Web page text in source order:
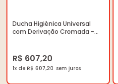
Ducha Higiênica Universal
com Derivação Cromada -
R$ 607,20
1x de R$ 607,20